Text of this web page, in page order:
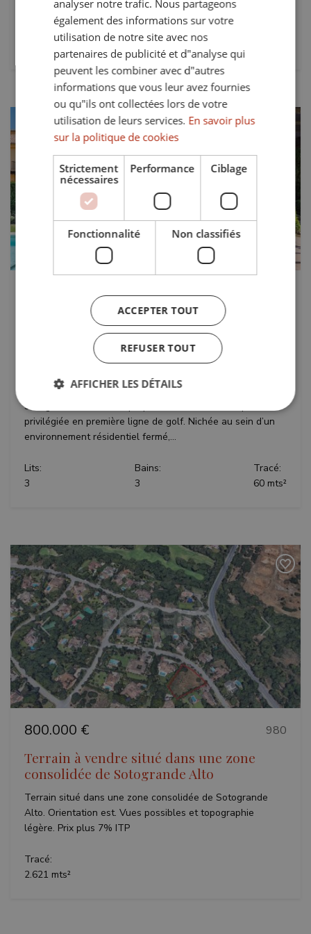
3.933 mts²
Précédent
Élégante maison jumelée entièrement
rénovée à Los Cármenes de Almenara,
Sotogrande Alto
Située à Los Cármenes de Almenara, l’une des
communautés les plus exclusives et établies de
Sotogrande Alto, cette propriété bénéficie d’une position
privilégiée en première ligne de golf. Nichée au sein d’un
environnement résidentiel fermé,...
Lits:
3
Bains:
3
Tracé:
60 mts²
Précédent Suivant
800.000 € 980
Terrain à vendre situé dans une zone
consolidée de Sotogrande Alto
Terrain situé dans une zone consolidée de Sotogrande
Alto. Orientation est. Vues possibles et topographie
légère. Prix plus 7% ITP
Tracé:
2.621 mts²
analyser notre trafic. Nous partageons
également des informations sur votre
utilisation de notre site avec nos
partenaires de publicité et d"analyse qui
peuvent les combiner avec d"autres
informations que vous leur avez fournies
ou qu"ils ont collectées lors de votre
utilisation de leurs services. En savoir plus
sur la politique de cookies
Strictement
nécessaires
Performance Ciblage
Fonctionnalité Non classifiés
ACCEPTER TOUT
REFUSER TOUT
AFFICHER LES DÉTAILS
Strictement nécessaires
Les cookies strictement nécessaires habilitent des
Nom
Fournisseur /
Domaine
_GRECAPTCHA
Google LLC
www.google.com
6 mois
VISITOR_PRIVACY_METADATA
YouTube
.youtube.com
6 mois
Politique de confidentialité de